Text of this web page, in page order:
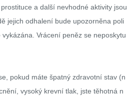
a další nevhodné aktivity jsou
jejich odhalení bude upozorněna poli
Vrácení peněz se neposkytu
pokud máte špatný zdravotní stav (n
vysoký krevní tlak, jste těhotná n